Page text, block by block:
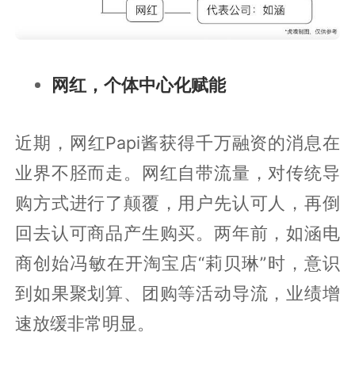
网红，个体中心化赋能
近期，网红Papi酱获得千万融资的消息在
业界不胫而走。网红自带流量，对传统导
购方式进行了颠覆，用户先认可人，再倒
回去认可商品产生购买。两年前，如涵电
商创始冯敏在开淘宝店“莉贝琳”时，意识
到如果聚划算、团购等活动导流，业绩增
速放缓非常明显。